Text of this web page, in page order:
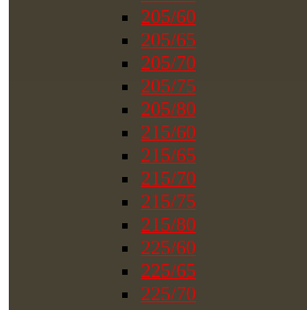
205/60
205/65
205/70
205/75
205/80
215/60
215/65
215/70
215/75
215/80
225/60
225/65
225/70